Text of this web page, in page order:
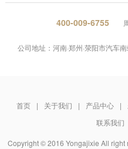
400-009-6755
公司地址：河南·郑州·荥阳市汽车
首页 | 关于我们 | 产品中心 |
联系我们
Copyright © 2016 Yongajixie All right